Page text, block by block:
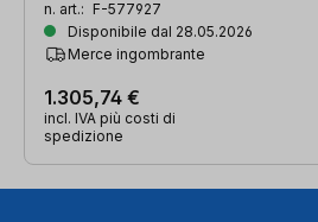
n. art.: F-577927
Disponibile dal 28.05.2026
Merce ingombrante
1.305,74 €
incl. IVA più costi di
spedizione